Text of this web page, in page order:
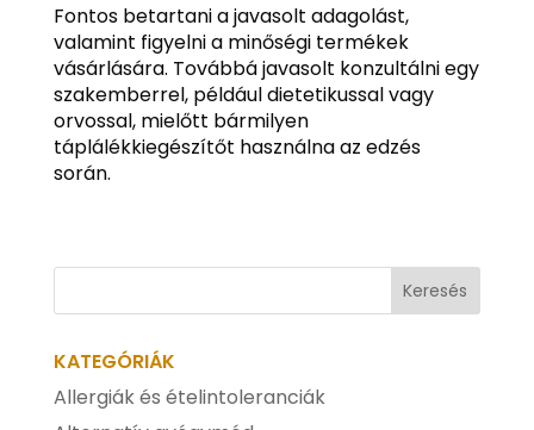
Fontos betartani a javasolt adagolást,
valamint figyelni a minőségi termékek
vásárlására. Továbbá javasolt konzultálni egy
szakemberrel, például dietetikussal vagy
orvossal, mielőtt bármilyen
táplálékkiegészítőt használna az edzés
során.
KATEGÓRIÁK
Allergiák és ételintoleranciák